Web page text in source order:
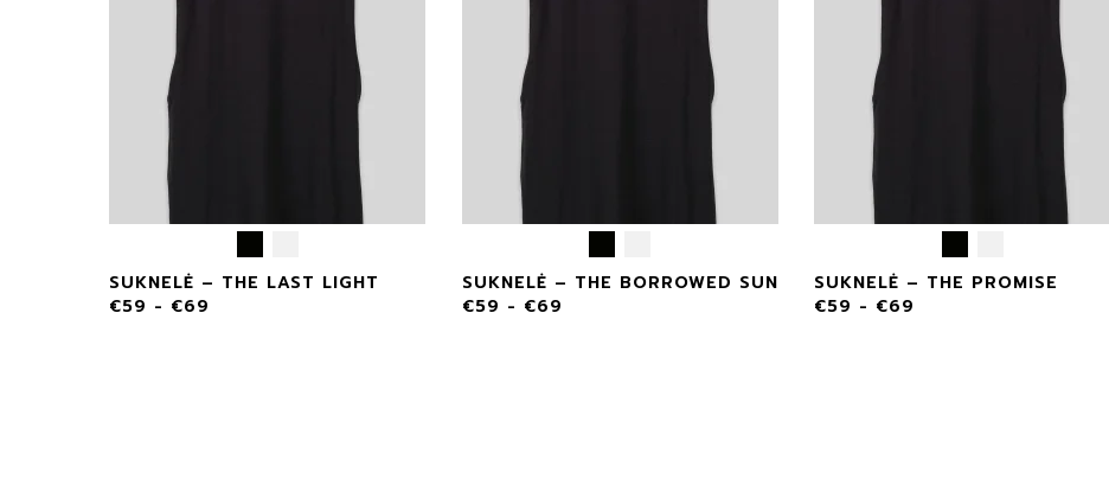
SUKNELĖ – THE LAST LIGHT
€59 - €69
SUKNELĖ – THE BORROWED SUN
€59 - €69
SUKNELĖ – THE PROMISE
€59 - €69